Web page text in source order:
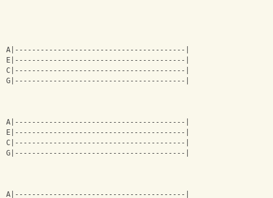
A|----------------------------------------|
E|----------------------------------------|
C|----------------------------------------|
G|----------------------------------------|
A|----------------------------------------|
E|----------------------------------------|
C|----------------------------------------|
G|----------------------------------------|
A|----------------------------------------|